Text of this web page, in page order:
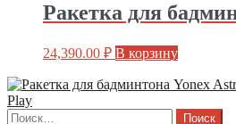
Ракетка для
24,390.00 ₽ В корзину
Play
Найти: